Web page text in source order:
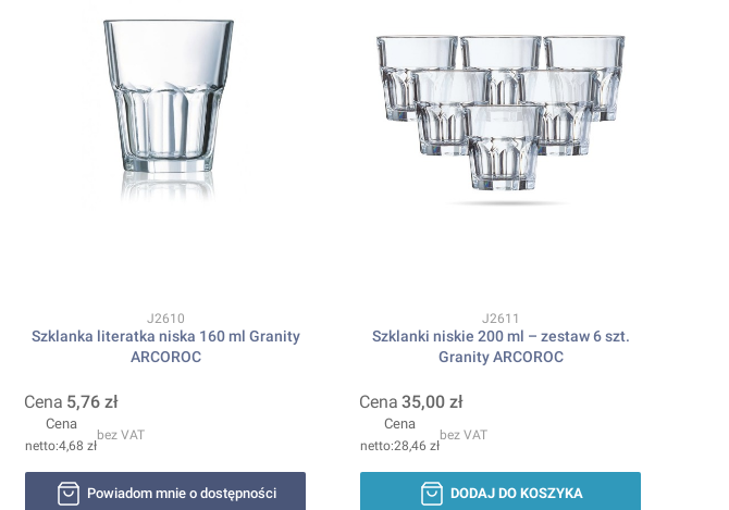
Kod produktu
J2610
Szklanka literatka niska 160 ml Granity
ARCOROC
Cena 5,76 zł
Cena
4,68 zł
bez VAT
Powiadom mnie o dostępności
Kod produktu
J2611
Szklanki niskie 200 ml – zestaw 6 szt.
Granity ARCOROC
Cena 35,00 zł
Cena
28,46 zł
bez VAT
DODAJ DO KOSZYKA